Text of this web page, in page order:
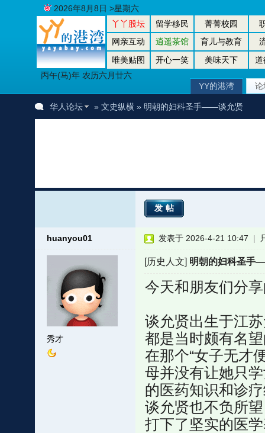
丫丫股坛 留学移民 菁菁校园
网亲互动
逍遥茶馆 育儿与教育
唯美贴图
开心一笑 美味天下
道
丙午(马)年 农历六月廿六
2026年8月8日 >星期六
YY的港湾 论
华人论坛 » 文史纵横» 明朝的妇科圣手——谈允贤
发帖
huanyou01
秀才
发表于 2026-4-21 10:47 |
[历史人文]明朝的妇科圣手
今天和朋友们分
谈允贤出生于江
都是当时颇有名
在那个“女子无才
母并没有让她只
的医药知识和诊
谈允贤也不负所
打下了坚实的医